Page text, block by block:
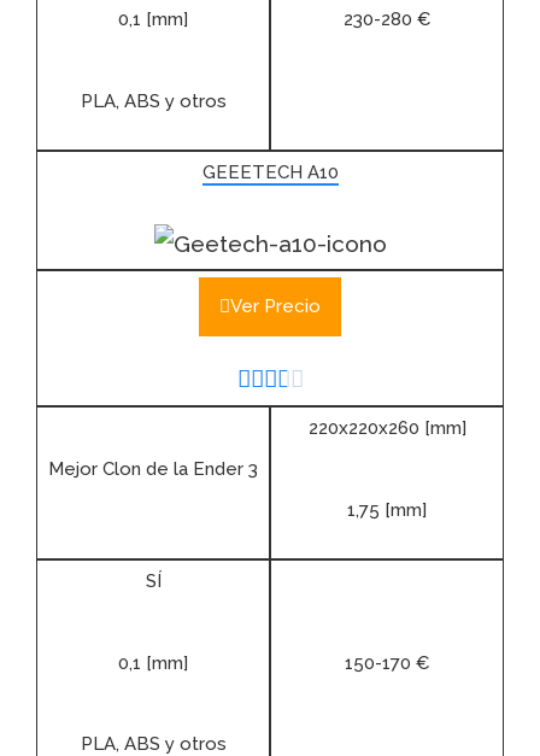
0,1 [mm]
PLA, ABS y otros
230-280 €
GEEETECH A10
Ver Precio
 
Mejor Clon de la Ender 3
220x220x260 [mm]
1,75 [mm]
SÍ
0,1 [mm]
PLA, ABS y otros
150-170 €